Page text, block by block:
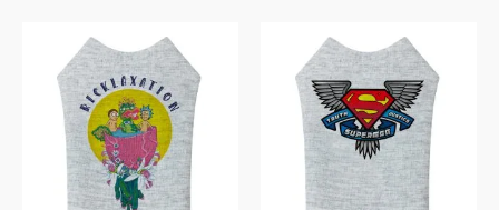
цін:
від
₴243
до
₴527
Цей
товар
має
кілька
варіантів.
Параметри
можна
цін:
від
₴243
до
₴528
Цей
товар
має
кілька
варіантів.
Параметри
можна